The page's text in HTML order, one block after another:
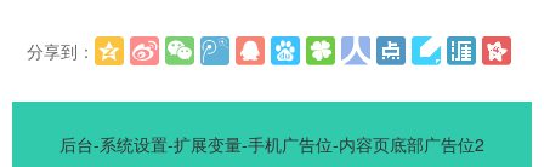
分享到：
后台-系统设置-扩展变量-手机广告位-内容页底部广告位2